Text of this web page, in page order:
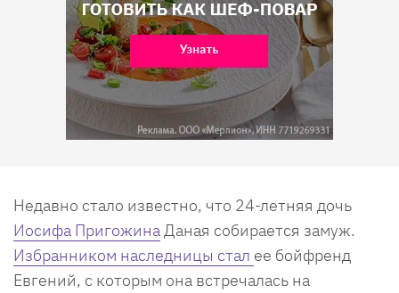
Недавно стало известно, что 24-летняя дочь
Иосифа ПригожинаДаная собирается замуж.
Избранником наследницы стал ее бойфренд
Евгений, с которым она встречалась на